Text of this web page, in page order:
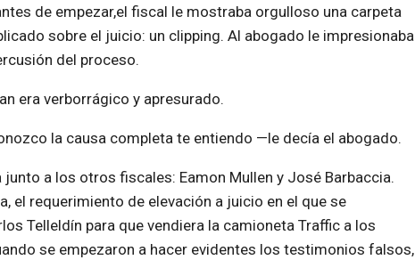
de empezar,el fiscal le mostraba orgulloso una carpeta
sobre el juicio: un clipping. Al abogado le impresionaba
del proceso.
era verborrágico y apresurado.
la causa completa te entiendo —le decía el abogado.
a los otros fiscales: Eamon Mullen y José Barbaccia.
el requerimiento de elevación a juicio en el que se
Telleldín para que vendiera la camioneta Traffic a los
se empezaron a hacer evidentes los testimonios falsos,